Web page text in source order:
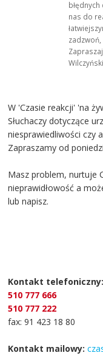
nas do
Wilczyński
W 'Czasie reakcji' 'na
Słuchaczy dotyczące
niesprawiedliwości czy
Zapraszamy od
Masz problem, nurtuje
nieprawidłowość a
lub napisz.
Kontakt telefoniczny:
510 777 666
510 777 222
fax: 91 423 18 80
Kontakt mailowy: